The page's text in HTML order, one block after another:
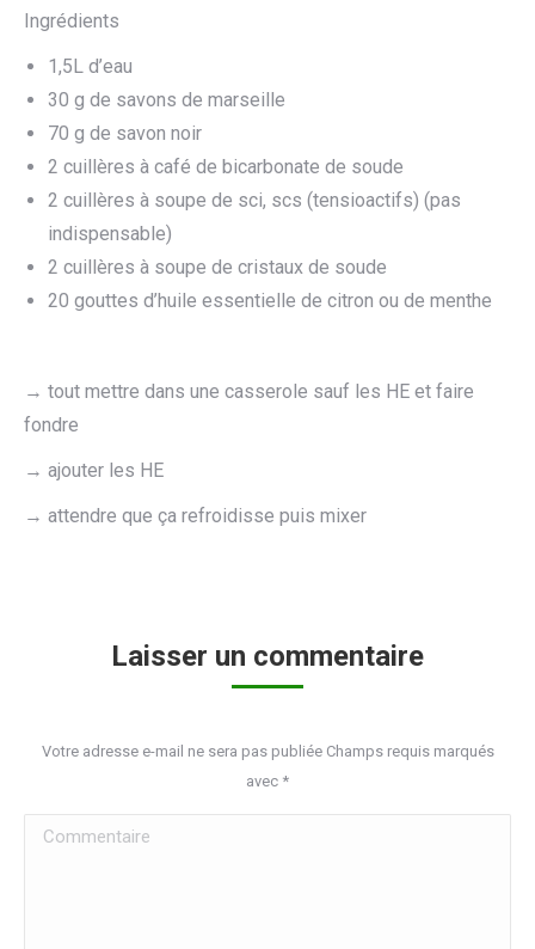
Ingrédients
1,5L d’eau
30 g de savons de marseille
70 g de savon noir
2 cuillères à café de bicarbonate de soude
2 cuillères à soupe de sci, scs (tensioactifs) (pas
indispensable)
2 cuillères à soupe de cristaux de soude
20 gouttes d’huile essentielle de citron ou de menthe
→ tout mettre dans une casserole sauf les HE et faire
fondre
→ ajouter les HE
→ attendre que ça refroidisse puis mixer
Laisser un commentaire
Votre adresse e-mail ne sera pas publiée Champs requis marqués
avec *
Commentaire